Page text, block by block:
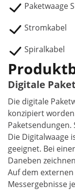
Paketwaage
Stromkabel
Spiralkabel
Digitale
Die digitale
konzipiert
Die Digitalwaage
geeignet. Bei
Daneben
Auf dem
Messergebnisse